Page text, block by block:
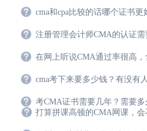
cma和cpa比较的话哪个证书更
注册管理会计师CMA的认证需
在网上听说CMA通过率很高
cma考下来要多少钱？有没有
考CMA证书需要几年？需要
打算拼课高顿的CMA网课，